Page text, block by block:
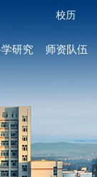
校历
研究 师资队伍